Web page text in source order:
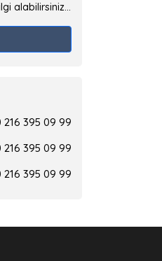
alabilirsiniz...
216 395 09 99
216 395 09 99
216 395 09 99